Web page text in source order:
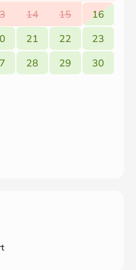
14 15
16
21 22
23
28 29
30